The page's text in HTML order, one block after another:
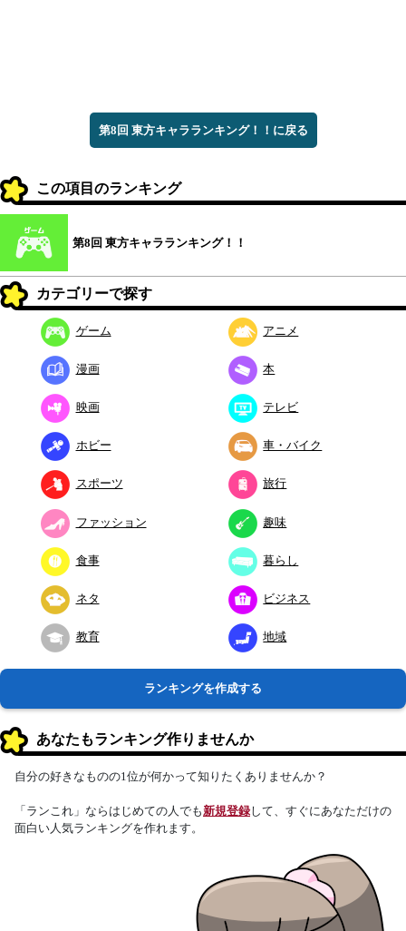
第8回 東方キャラランキング！！に戻る
この項目のランキング
第8回 東方キャラランキング！！
カテゴリーで探す
ゲーム アニメ
漫画 本
映画 テレビ
ホビー 車・バイク
スポーツ 旅行
ファッション 趣味
食事 暮らし
ネタ ビジネス
教育 地域
ランキングを作成する
あなたもランキング作りませんか
自分の好きなものの1位が何かって知りたくありませんか？
「ランこれ」ならはじめての人でも新規登録して、すぐにあなただけの
面白い人気ランキングを作れます。